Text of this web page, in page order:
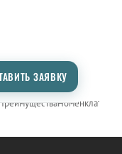
ЗАЯВКУ
Номенклатура